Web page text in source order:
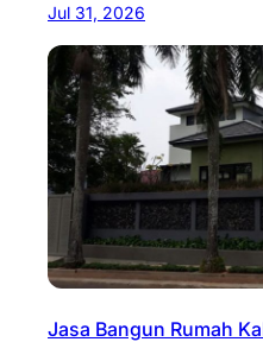
Jul 31, 2026
Jasa Bangun Rumah